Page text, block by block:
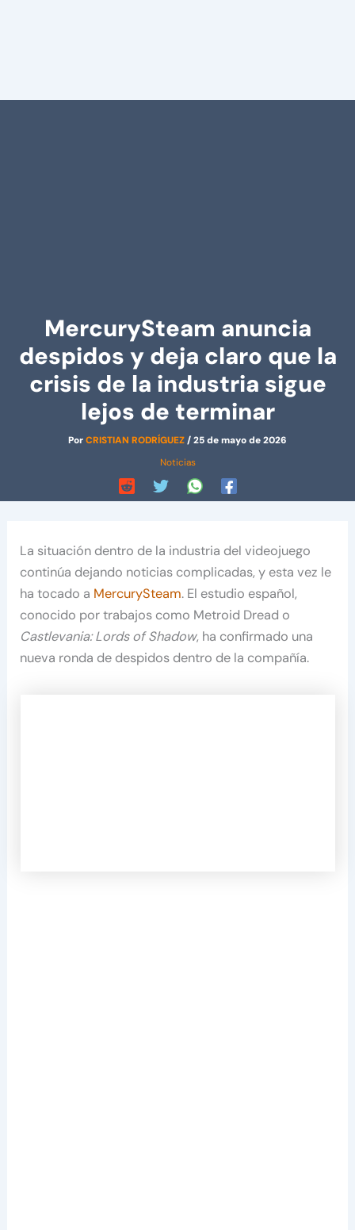
MercurySteam anuncia
despidos y deja claro que la
crisis de la industria sigue
lejos de terminar
PorCRISTIAN RODRÍGUEZ/25 de mayo de 2026
Noticias
La situación dentro de la industria del videojuego
continúa dejando noticias complicadas, y esta vez le
ha tocado a MercurySteam. El estudio español,
conocido por trabajos como Metroid Dread o
Castlevania: Lords of Shadow, ha confirmado una
nueva ronda de despidos dentro de la compañía.